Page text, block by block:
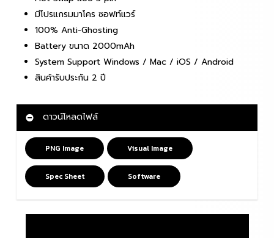
มีโปรแกรมมาโคร ซอฟท์แวร์
100% Anti-Ghosting
Battery ขนาด 2000mAh
System Support Windows / Mac / iOS / Android
สินค้ารับประกัน 2 ปี
ดาวน์โหลดไฟล์
PNG Image Visual Image
Spec Sheet Software